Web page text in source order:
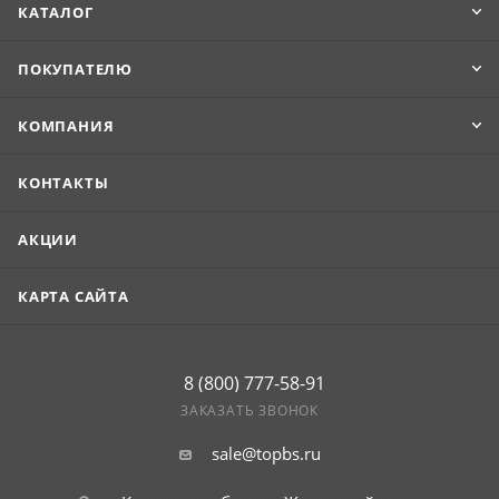
Максимальная длина изделия составляет 8 м.
КАТАЛОГ
ПОКУПАТЕЛЮ
КОМПАНИЯ
КОНТАКТЫ
АКЦИИ
КАРТА САЙТА
8 (800) 777-58-91
ЗАКАЗАТЬ ЗВОНОК
sale@topbs.ru